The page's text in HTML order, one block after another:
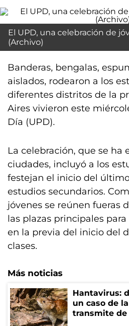
El UPD, una celebración de
(Archivo)
Banderas, bengalas,
aislados, rodearon a los
diferentes distritos de la
Aires vivieron este
Día (UPD).
La celebración, que se ha
ciudades, incluyó a los
festejan el inicio del
estudios secundarios.
jóvenes se reúnen fueras
las plazas principales
en la previa del inicio del
clases.
Más noticias
Hantavirus:
un caso de
transmite de